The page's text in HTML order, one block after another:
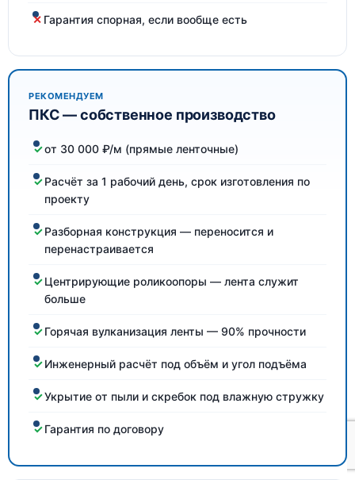
Гарантия спорная, если вообще есть
РЕКОМЕНДУЕМ
ПКС — собственное производство
от 30 000 ₽/м (прямые ленточные)
Расчёт за 1 рабочий день, срок изготовления по
проекту
Разборная конструкция — переносится и
перенастраивается
Центрирующие роликоопоры — лента служит
больше
Горячая вулканизация ленты — 90% прочности
Инженерный расчёт под объём и угол подъёма
Укрытие от пыли и скребок под влажную стружку
Гарантия по договору